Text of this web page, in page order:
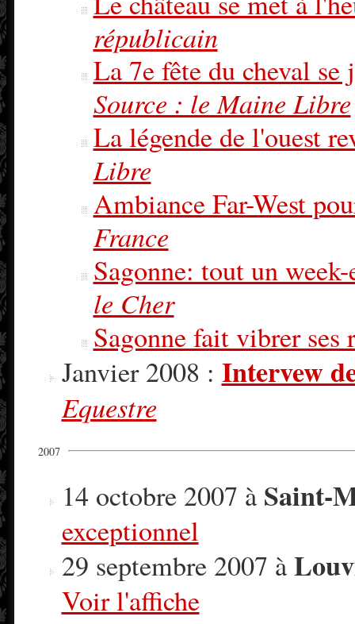
républicain
La 7e fête du cheval
Source : le Maine Libre
La légende de l'ouest
Libre
Ambiance Far-West
France
Sagonne: tout un
le Cher
Sagonne fait vibrer
Janvier 2008 : Intervew
Equestre
2007
14 octobre 2007 à Saint-
exceptionnel
29 septembre 2007 à
Voir l'affiche